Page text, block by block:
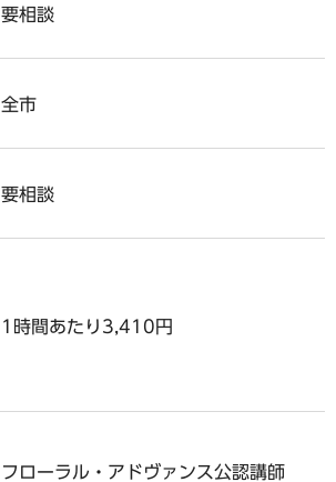
要相談
全市
要相談
1時間あたり3,410円
フローラル・アドヴァンス公認講師